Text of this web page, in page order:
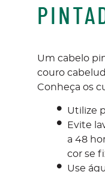
Um cabelo
couro
Conheça os
Utilize
Evite
a 48
cor se
Use